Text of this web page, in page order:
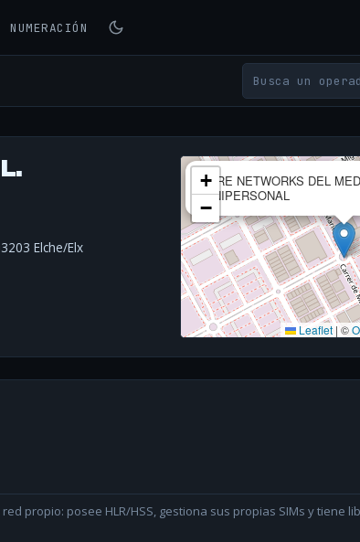
NUMERACIÓN
Elche/Elx
AIRE NETWORKS DEL
UNIPERSONAL
+
−
Leaflet | ©
propio: posee HLR/HSS, gestiona sus propias SIMs y tiene